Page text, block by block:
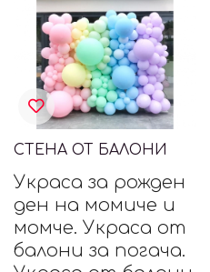
СТЕНА ОТ БАЛОНИ
Украса за рожден
ден на момиче и
момче. Украса от
балони за погача.